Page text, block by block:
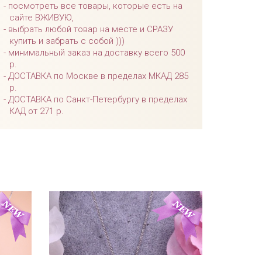
посмотреть все товары, которые есть на
сайте ВЖИВУЮ,
выбрать любой товар на месте и СРАЗУ
купить и забрать с собой )))
минимальный заказ на доставку всего 500
р.
ДОСТАВКА по Москве в пределах МКАД 285
р.
ДОСТАВКА по Санкт-Петербургу в пределах
КАД от 271 р.